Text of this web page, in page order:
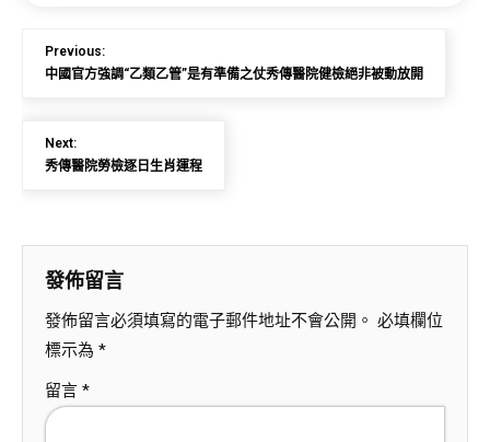
Previous:
中國官方強調“乙類乙管”是有準備之仗秀傳醫院健檢絕非被動放開
Next:
秀傳醫院勞檢逐日生肖運程
發佈留言
發佈留言必須填寫的電子郵件地址不會公開。 必填欄位
標示為 *
留言 *